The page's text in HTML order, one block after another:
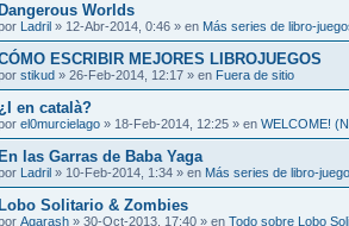
Dangerous Worlds
Ladril » 12-Abr-2014, 0:46 » en Más series de libro-
ESCRIBIR MEJORES LIBROJUEGOS
stikud » 26-Feb-2014, 12:17 » en Fuera de sitio
en català?
el0murcielago » 18-Feb-2014, 12:25 » en WELCOME!
En las Garras de Baba Yaga
Ladril » 10-Feb-2014, 1:34 » en Más series de libro-
Lobo Solitario & Zombies
Agarash » 30-Oct-2013, 17:40 » en Todo sobre Lobo